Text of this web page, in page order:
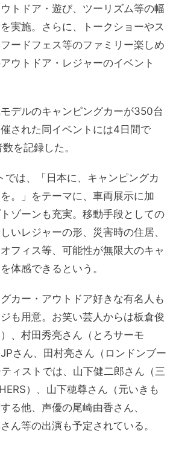
トドア・遊び、ツーリズム等の幅
実施。さらに、トークショーやス
ードフェス等のファミリー楽しめ
ウトドア・レジャーのイベント
デルのキャンピングカーが350台
された同イベントには4日間で
を記録した。
は、「日本に、キャンピングカ
。」をテーマに、車両展示に加
ゾーンも充実。移動手段としての
いレジャーの形、災害時の住居、
フィス等、可能性が無限大のキャ
体感できるという。
カー・アウトドア好きな有名人も
も用意。お笑い芸人からは板倉俊
、村田秀亮さん（とろサーモ
さん、田村亮さん（ロンドンブー
ィストでは、山下健二郎さん（三
）、山下穂尊さん（元いきも
る他、声優の尾崎由香さん、
ん等の出演も予定されている。